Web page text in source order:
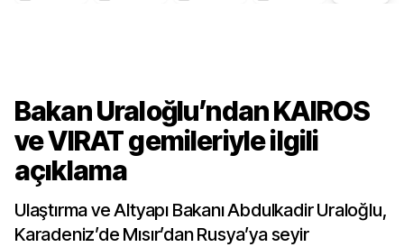
Bakan Uraloğlu’ndan KAIROS
ve VIRAT gemileriyle ilgili
açıklama
Ulaştırma ve Altyapı Bakanı Abdulkadir Uraloğlu,
Karadeniz’de Mısır’dan Rusya’ya seyir